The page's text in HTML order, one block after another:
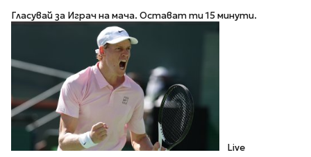
Гласувай за Играч на мача. Остават ти 15 минути.
Live